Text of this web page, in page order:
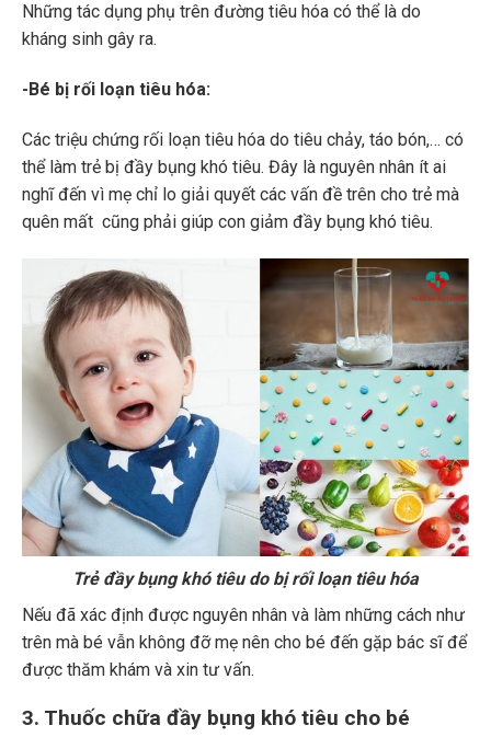
Những tác dụng phụ trên đường tiêu hóa có thể là do
kháng sinh gây ra.
-Bé bị rối loạn tiêu hóa:
Các triệu chứng rối loạn tiêu hóa do tiêu chảy, táo bón,… có
thể làm trẻ bị đầy bụng khó tiêu. Đây là nguyên nhân ít ai
nghĩ đến vì mẹ chỉ lo giải quyết các vấn đề trên cho trẻ mà
quên mất cũng phải giúp con giảm đầy bụng khó tiêu.
Trẻ đầy bụng khó tiêu do bị rối loạn tiêu hóa
Nếu đã xác định được nguyên nhân và làm những cách như
trên mà bé vẫn không đỡ mẹ nên cho bé đến gặp bác sĩ để
được thăm khám và xin tư vấn.
3. Thuốc chữa đầy bụng khó tiêu cho bé